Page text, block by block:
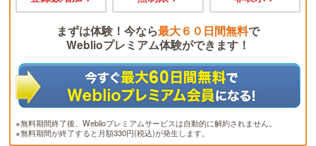
まずは体験！今なら最大６０日間無料で
Weblioプレミアム体験ができます！
※無料期間終了後、Weblioプレミアムサービスは自動的に解約されません。
※無料期間が終了すると月額330円(税込)が発生します。